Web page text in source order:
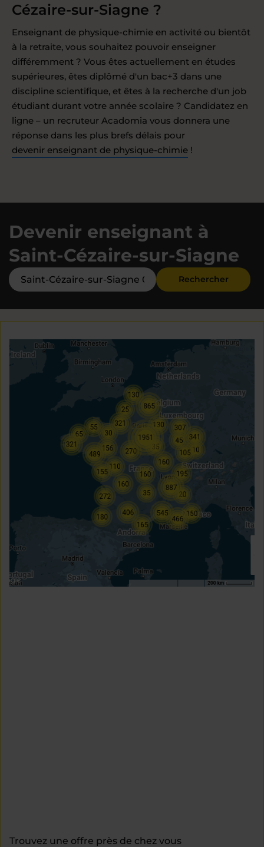
Cézaire-sur-Siagne ?
Enseignant de physique-chimie en activité ou bientôt
à la retraite, vous souhaitez pouvoir enseigner
différemment ? Vous êtes actuellement en études
supérieures, êtes diplômé d'un bac+3 dans une
discipline scientifique, et êtes à la recherche d'un job
étudiant durant votre année scolaire ? Candidatez en
ligne – un recruteur Acadomia vous donnera une
réponse dans les plus brefs délais pour
devenir enseignant de physique-chimie !
Devenir enseignant à
Saint-Cézaire-sur-Siagne
Rechercher
Trouvez une offre près de chez vous